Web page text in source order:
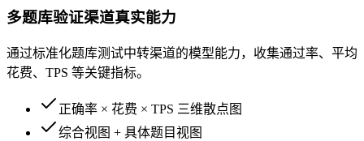
多题库验证渠道真实能力
通过标准化题库测试中转渠道的模型能力，收集通过率、平均
花费、TPS 等关键指标。
正确率 × 花费 × TPS 三维散点图
综合视图 + 具体题目视图